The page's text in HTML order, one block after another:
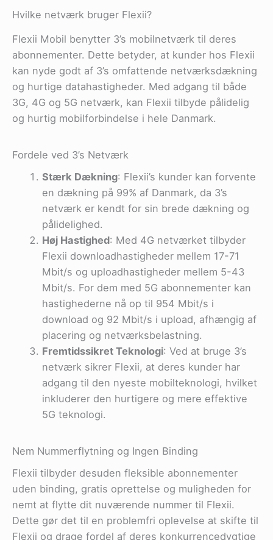
Hvilke netværk bruger Flexii?
Flexii Mobil benytter 3’s mobilnetværk til deres
abonnementer. Dette betyder, at kunder hos Flexii
kan nyde godt af 3’s omfattende netværksdækning
og hurtige datahastigheder. Med adgang til både
3G, 4G og 5G netværk, kan Flexii tilbyde pålidelig
og hurtig mobilforbindelse i hele Danmark.​​
Fordele ved 3’s Netværk
Stærk Dækning: Flexii’s kunder kan forvente
en dækning på 99% af Danmark, da 3’s
netværk er kendt for sin brede dækning og
pålidelighed.
Høj Hastighed: Med 4G netværket tilbyder
Flexii downloadhastigheder mellem 17-71
Mbit/s og uploadhastigheder mellem 5-43
Mbit/s. For dem med 5G abonnementer kan
hastighederne nå op til 954 Mbit/s i
download og 92 Mbit/s i upload, afhængig af
placering og netværksbelastning​.
Fremtidssikret Teknologi: Ved at bruge 3’s
netværk sikrer Flexii, at deres kunder har
adgang til den nyeste mobilteknologi, hvilket
inkluderer den hurtigere og mere effektive
5G teknologi.
Nem Nummerflytning og Ingen Binding
Flexii tilbyder desuden fleksible abonnementer
uden binding, gratis oprettelse og muligheden for
nemt at flytte dit nuværende nummer til Flexii.
Dette gør det til en problemfri oplevelse at skifte til
Flexii og drage fordel af deres konkurrencedygtige